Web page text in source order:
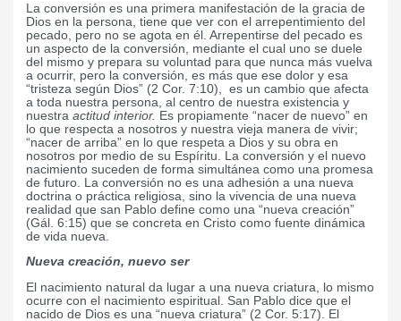
La conversión es una primera manifestación de la gracia de
Dios en la persona, tiene que ver con el arrepentimiento del
pecado, pero no se agota en él. Arrepentirse del pecado es
un aspecto de la conversión, mediante el cual uno se duele
del mismo y prepara su voluntad para que nunca más vuelva
a ocurrir, pero la conversión, es más que ese dolor y esa
“tristeza según Dios” (2 Cor. 7:10),
es un cambio que afecta
a toda nuestra persona, al centro de nuestra existencia y
nuestra actitud interior. Es propiamente “nacer de nuevo” en
lo que respecta a nosotros y nuestra vieja manera de vivir;
“nacer de arriba” en lo que respeta a Dios y su obra en
nosotros por medio de su Espíritu. La conversión y el nuevo
nacimiento suceden de forma simultánea como una promesa
de futuro. La conversión no es una adhesión a una nueva
doctrina o práctica religiosa, sino la vivencia de una nueva
realidad que san Pablo define como una “nueva creación”
(Gál. 6:15) que se concreta en Cristo como fuente dinámica
de vida nueva.
Nueva creación, nuevo ser
El nacimiento natural da lugar a una nueva criatura, lo mismo
ocurre con el nacimiento espiritual. San Pablo dice que el
nacido de Dios es una “nueva criatura” (2 Cor. 5:17). El